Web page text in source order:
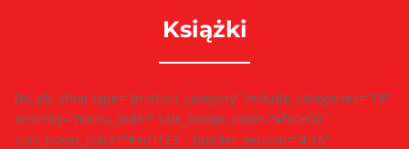
Książki
[et_pb_shop type=”product_category” include_categories=”18″
orderby=”menu_order” sale_badge_color=”#fece00″
icon_hover_color=”#ed1f23″ _builder_version=”4.16″